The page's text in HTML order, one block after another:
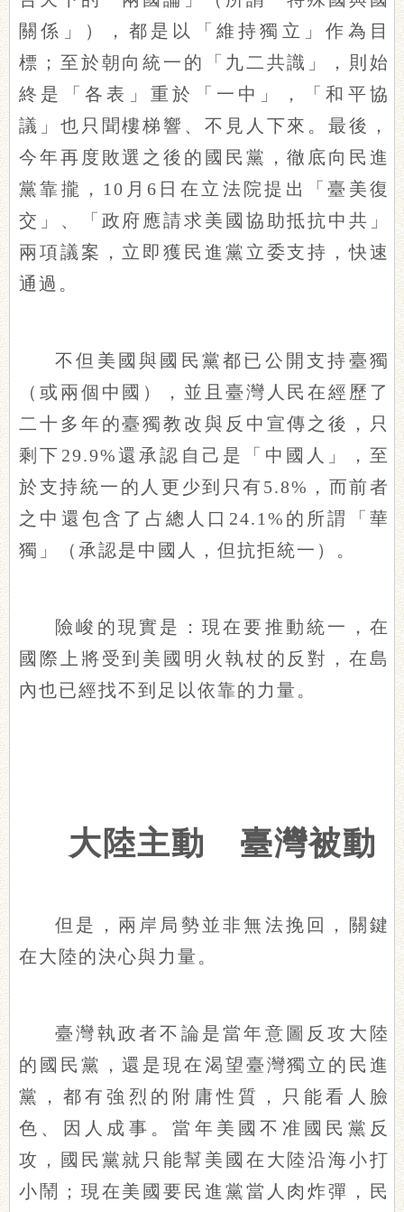
關係」），都是以「維持獨立」作為目
標；至於朝向統一的「九二共識」，則始
終是「各表」重於「一中」，「和平協
議」也只聞樓梯響、不見人下來。最後，
今年再度敗選之後的國民黨，徹底向民進
黨靠攏，10月6日在立法院提出「臺美復
交」、「政府應請求美國協助抵抗中共」
兩項議案，立即獲民進黨立委支持，快速
通過。
不但美國與國民黨都已公開支持臺獨
（或兩個中國），並且臺灣人民在經歷了
二十多年的臺獨教改與反中宣傳之後，只
剩下29.9%還承認自己是「中國人」，至
於支持統一的人更少到只有5.8%，而前者
之中還包含了占總人口24.1%的所謂「華
獨」（承認是中國人，但抗拒統一）。
險峻的現實是：現在要推動統一，在
國際上將受到美國明火執杖的反對，在島
內也已經找不到足以依靠的力量。
大陸主動 臺灣被動
但是，兩岸局勢並非無法挽回，關鍵
在大陸的決心與力量。
臺灣執政者不論是當年意圖反攻大陸
的國民黨，還是現在渴望臺灣獨立的民進
黨，都有強烈的附庸性質，只能看人臉
色、因人成事。當年美國不准國民黨反
攻，國民黨就只能幫美國在大陸沿海小打
小鬧；現在美國要民進黨當人肉炸彈，民